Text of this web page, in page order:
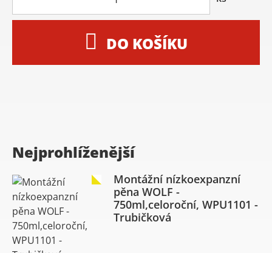
DO KOŠÍKU
Nejprohlíženější
Montážní nízkoexpanzní
pěna WOLF -
750ml,celoroční, WPU1101 -
Trubičková